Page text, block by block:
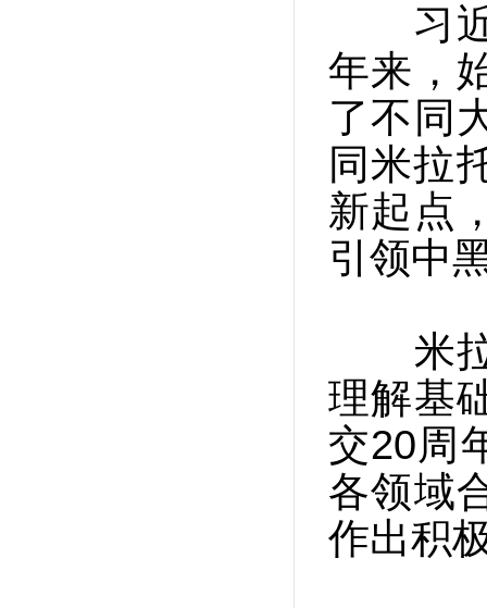
习近
年来，
了不同
同米拉
新起点
引领中
米拉
理解基
交20周
各领域
作出积